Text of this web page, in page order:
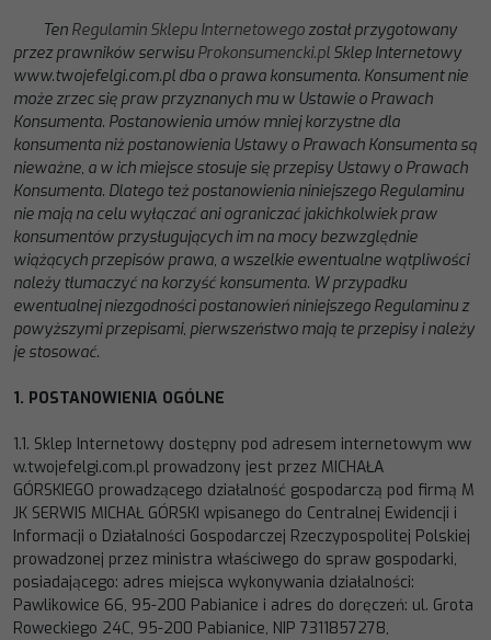
Ten Regulamin Sklepu Internetowego został przygotowany
przez prawników serwisu Prokonsumencki.pl Sklep Internetowy
www.twojefelgi.com.pl dba o prawa konsumenta. Konsument nie
może zrzec się praw przyznanych mu w Ustawie o Prawach
Konsumenta. Postanowienia umów mniej korzystne dla
konsumenta niż postanowienia Ustawy o Prawach Konsumenta są
nieważne, a w ich miejsce stosuje się przepisy Ustawy o Prawach
Konsumenta. Dlatego też postanowienia niniejszego Regulaminu
nie mają na celu wyłączać ani ograniczać jakichkolwiek praw
konsumentów przysługujących im na mocy bezwzględnie
wiążących przepisów prawa, a wszelkie ewentualne wątpliwości
należy tłumaczyć na korzyść konsumenta. W przypadku
ewentualnej niezgodności postanowień niniejszego Regulaminu z
powyższymi przepisami, pierwszeństwo mają te przepisy i należy
je stosować.
1. POSTANOWIENIA OGÓLNE
1.1. Sklep Internetowy dostępny pod adresem internetowym ww
w.twojefelgi.com.pl prowadzony jest przez MICHAŁA
GÓRSKIEGO prowadzącego działalność gospodarczą pod firmą M
JK SERWIS MICHAŁ GÓRSKI wpisanego do Centralnej Ewidencji i
Informacji o Działalności Gospodarczej Rzeczypospolitej Polskiej
prowadzonej przez ministra właściwego do spraw gospodarki,
posiadającego: adres miejsca wykonywania działalności:
Pawlikowice 66, 95-200 Pabianice i adres do doręczeń: ul. Grota
Roweckiego 24C, 95-200 Pabianice, NIP 7311857278,